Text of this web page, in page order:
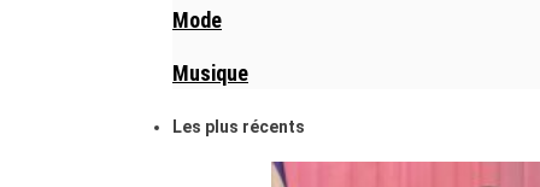
Mode
Musique
Les plus récents